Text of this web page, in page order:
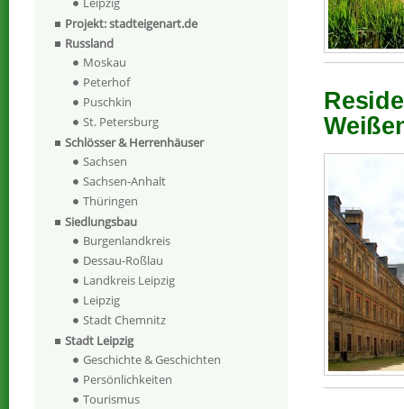
Projekt: stadteigenart.de
Russland
Moskau
Peterhof
Puschkin
St. Petersburg
Schlösser & Herrenhäuser
Sachsen
Sachsen-Anhalt
Thüringen
Siedlungsbau
Burgenlandkreis
Dessau-Roßlau
Landkreis Leipzig
Leipzig
Stadt Chemnitz
Stadt Leipzig
Geschichte & Geschichten
Persönlichkeiten
Tourismus